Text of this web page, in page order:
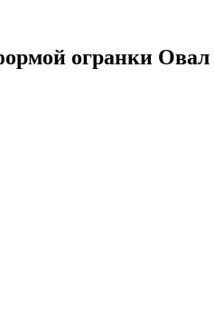
огранки Овал